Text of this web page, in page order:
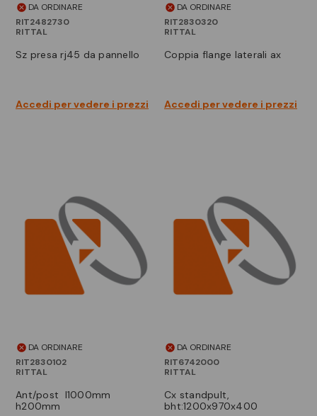
DA ORDINARE
RIT2482730
RITTAL
sz presa rj45 da pannello
Accedi per vedere i prezzi
DA ORDINARE
RIT2830320
RITTAL
coppia flange laterali ax
Accedi per vedere i prezzi
DA ORDINARE
RIT2830102
RITTAL
ant/post l1000mm
h200mm
DA ORDINARE
RIT6742000
RITTAL
cx standpult,
bht:1200x970x400